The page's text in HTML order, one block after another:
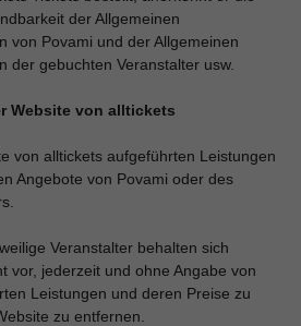
der Allgemeinen
von Povami und der Allgemeinen
der gebuchten Veranstalter usw.
Website von alltickets
von alltickets aufgeführten Leistungen
Angebote von Povami oder des
Veranstalter behalten sich
vor, jederzeit und ohne Angabe von
Leistungen und deren Preise zu
zu entfernen.